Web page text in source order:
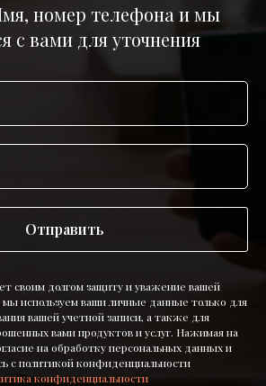
номер телефона и мы
с вами для уточнения
Отправить
своим долгом защиту и уважение вашей
используем ваши личные данные только для
вашей учетной записи, а также для
вами продуктов и услуг. Нажимая на
на обработку персональных данных и
c политикой конфиденциальности
конфиденциальности